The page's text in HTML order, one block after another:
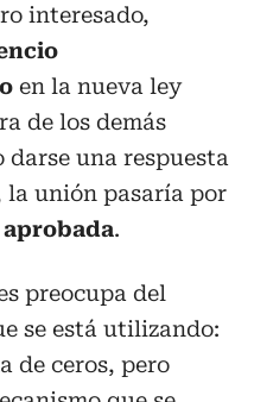
interesado,
en la nueva ley
de los demás
darse una respuesta
unión pasaría por
.
preocupa del
se está utilizando:
de ceros, pero